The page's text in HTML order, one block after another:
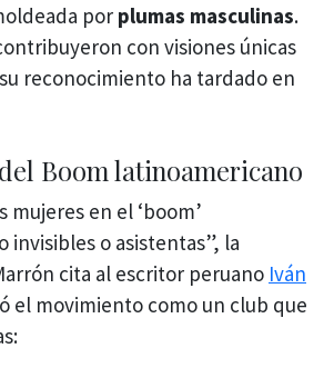
por plumas masculinas.
con visiones únicas
reconocimiento ha tardado en
Boom latinoamericano
mujeres en el ‘boom’
invisibles o asistentas”, la
cita al escritor peruano Iván
el movimiento como un club que